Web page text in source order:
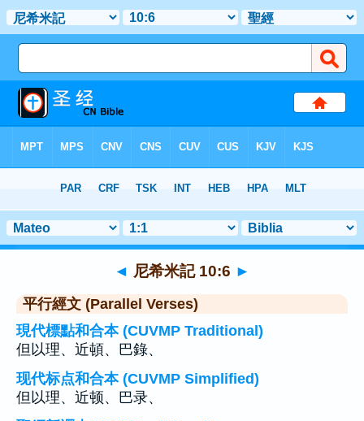
章 10> 聖經金句 6
◄ 尼希米記 10:6 ►
平行經文 (Parallel Verses)
現代標點和合本 (CUVMP Traditional)
但以理、近頓、巴錄、
现代标点和合本 (CUVMP Simplified)
但以理、近顿、巴录、